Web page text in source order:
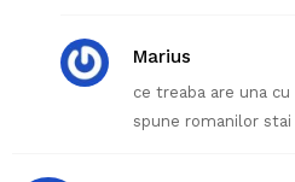
Marius
ce treaba are una
spune romanilor